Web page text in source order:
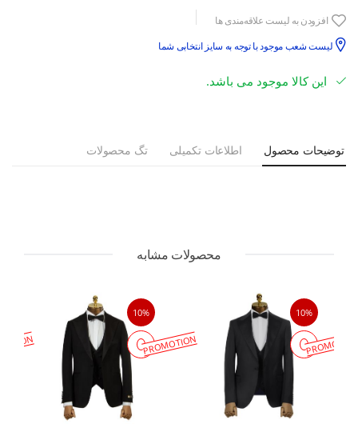
افزودن به لیست علاقه‌مندی ها
لیست شعب موجود با توجه به سایز انتخابی شما
این کالا موجود می باشد.
توضیحات محصول اطلاعات تکمیلی تگ محصولات
محصولات مشابه
10%
10%
PROMOTION